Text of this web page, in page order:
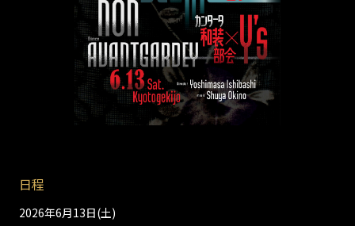
日程
2026年6月13日(土)